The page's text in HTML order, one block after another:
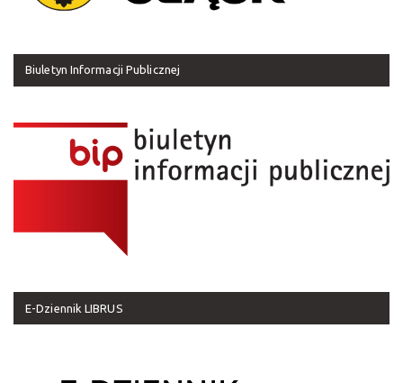
Biuletyn Informacji Publicznej
E-Dziennik LIBRUS